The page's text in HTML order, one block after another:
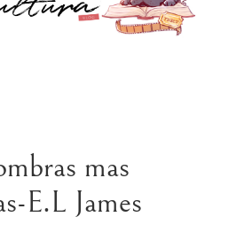
mas
E.L James